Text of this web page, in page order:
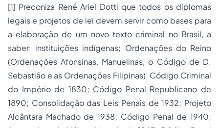
[1] Preconiza René Ariel Dotti que todos os diplomas
legais e projetos de lei devem servir como bases para
a elaboração de um novo texto criminal no Brasil, a
saber: instituições indígenas; Ordenações do Reino
(Ordenações Afonsinas, Manuelinas, o Código de D.
Sebastião e as Ordenações Filipinas); Código Criminal
do Império de 1830; Código Penal Republicano de
1890; Consolidação das Leis Penais de 1932; Projeto
Alcântara Machado de 1938; Código Penal de 1940;